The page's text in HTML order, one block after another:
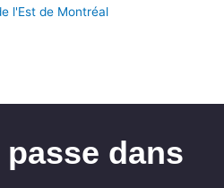
l’innovation
passe dans